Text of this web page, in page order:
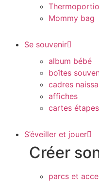
Mommy bag
Se souvenir
album bébé
boîtes
cadres
affiches
cartes étapes
S’éveiller et jouer
Créer
parcs et